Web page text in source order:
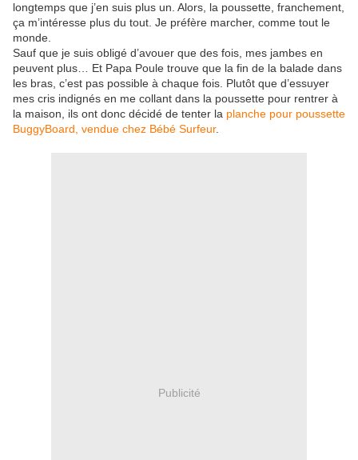
longtemps que j’en suis plus un. Alors, la poussette, franchement,
ça m’intéresse plus du tout. Je préfère marcher, comme tout le
monde.
Sauf que je suis obligé d’avouer que des fois, mes jambes en
peuvent plus… Et Papa Poule trouve que la fin de la balade dans
les bras, c’est pas possible à chaque fois. Plutôt que d’essuyer
mes cris indignés en me collant dans la poussette pour rentrer à
la maison, ils ont donc décidé de tenter la planche pour poussette
BuggyBoard, vendue chez Bébé Surfeur.
Publicité